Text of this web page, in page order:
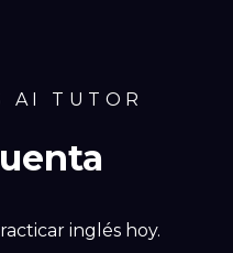
AI TUTOR
inglés hoy.